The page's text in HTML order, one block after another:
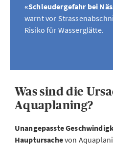
«Schleudergefahr bei
warnt vor
Risiko für Wasserglätte.
Was sind die
Aquaplaning?
Unangepasste
Hauptursachevon